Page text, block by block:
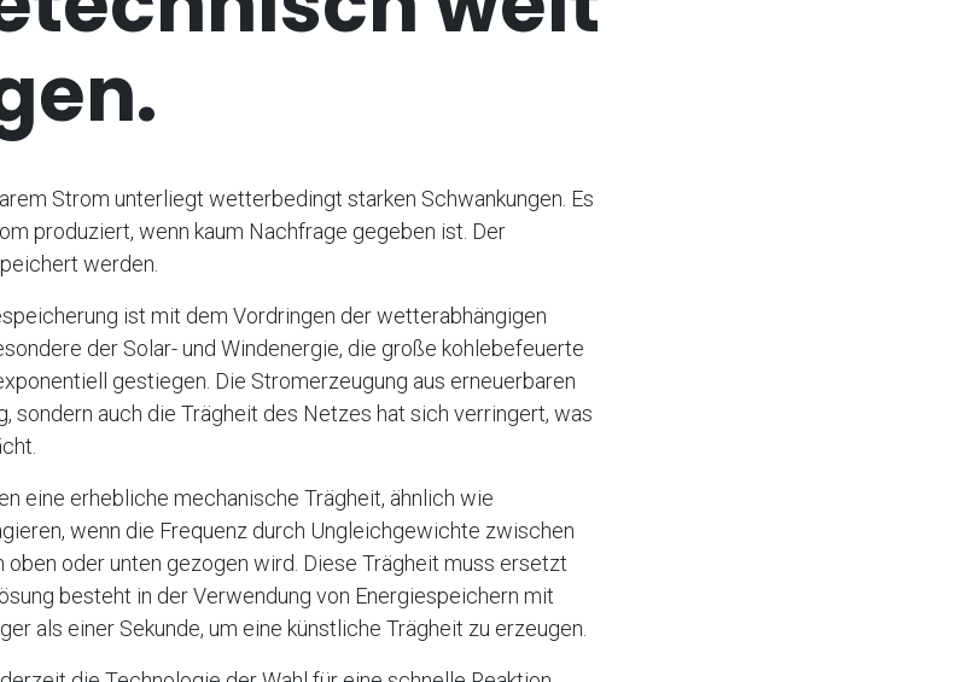
Strom unterliegt wetterbedingt starken Schwankungen. Es
produziert, wenn kaum Nachfrage gegeben ist. Der
werden.
ist mit dem Vordringen der wetterabhängigen
der Solar- und Windenergie, die große kohlebefeuerte
gestiegen. Die Stromerzeugung aus erneuerbaren
sondern auch die Trägheit des Netzes hat sich verringert, was
eine erhebliche mechanische Trägheit, ähnlich wie
wenn die Frequenz durch Ungleichgewichte zwischen
oben oder unten gezogen wird. Diese Trägheit muss ersetzt
besteht in der Verwendung von Energiespeichern mit
als einer Sekunde, um eine künstliche Trägheit zu erzeugen.